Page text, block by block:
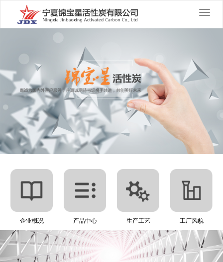
切
企业概况 产品中心 生产工艺 工厂风貌